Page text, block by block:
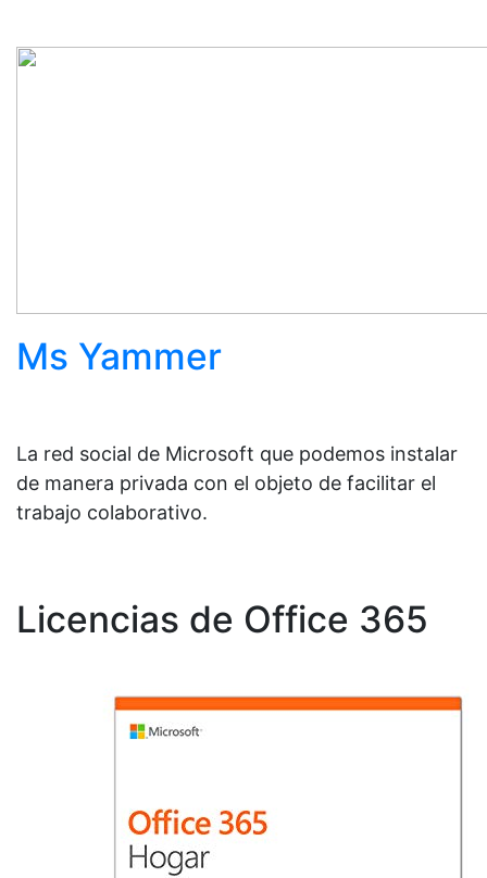
Ms Yammer
La red social de Microsoft que podemos instalar
de manera privada con el objeto de facilitar el
trabajo colaborativo.
Licencias de Office 365